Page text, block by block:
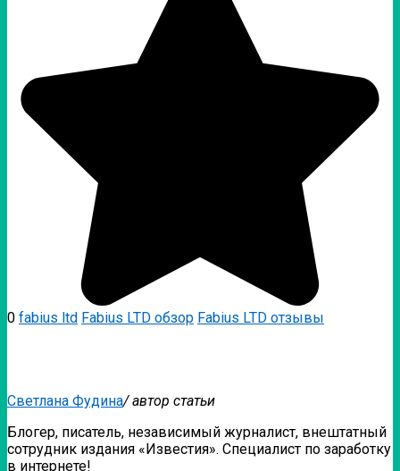
0 fabius ltd Fabius LTD обзор Fabius LTD отзывы
Светлана Фудина/ автор статьи
Блогер, писатель, независимый журналист, внештатный
сотрудник издания «Известия». Специалист по заработку
в интернете!